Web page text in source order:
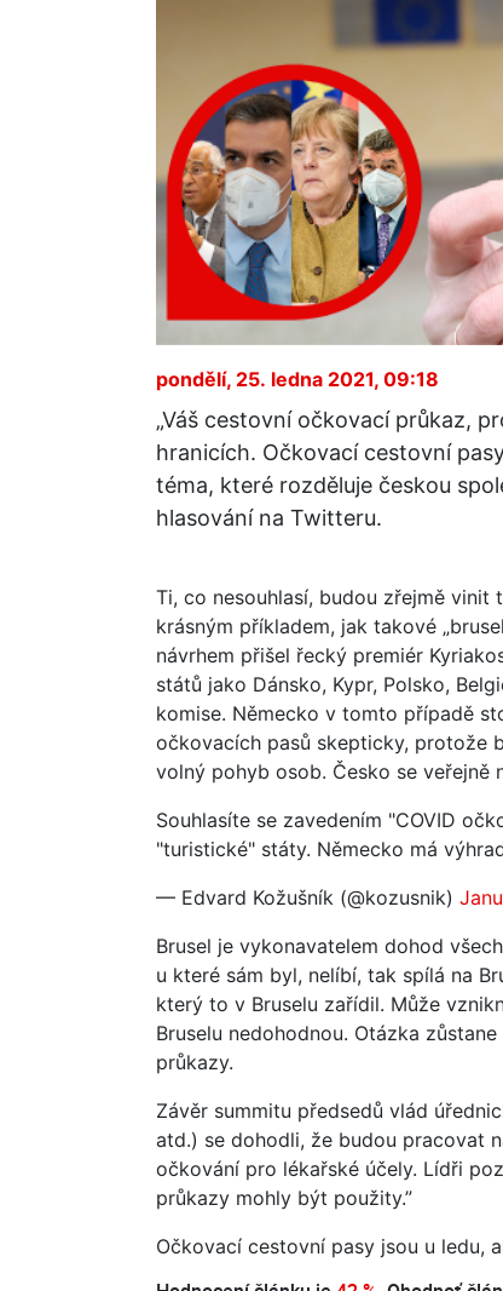
pondělí, 25. ledna 2021, 09:18
„Váš cestovní očkovací průkaz,
hranicích. Očkovací cestovní
téma, které rozděluje českou
hlasování na Twitteru.
Ti, co nesouhlasí, budou zřejmě
krásným příkladem, jak takové
návrhem přišel řecký premiér
států jako Dánsko, Kypr, Polsko,
komise. Německo v tomto případě
očkovacích pasů skepticky, protože
volný pohyb osob. Česko se veřejně
Souhlasíte se zavedením "COVID
"turistické" státy. Německo má
— Edvard Kožušník (@kozusnik)
Brusel je vykonavatelem dohod
u které sám byl, nelíbí, tak spílá na
který to v Bruselu zařídil. Může
Bruselu nedohodnou. Otázka
průkazy.
Závěr summitu předsedů vlád
atd.) se dohodli, že budou pracovat
očkování pro lékařské účely. Lídři
průkazy mohly být použity.”
Očkovací cestovní pasy jsou u ledu,